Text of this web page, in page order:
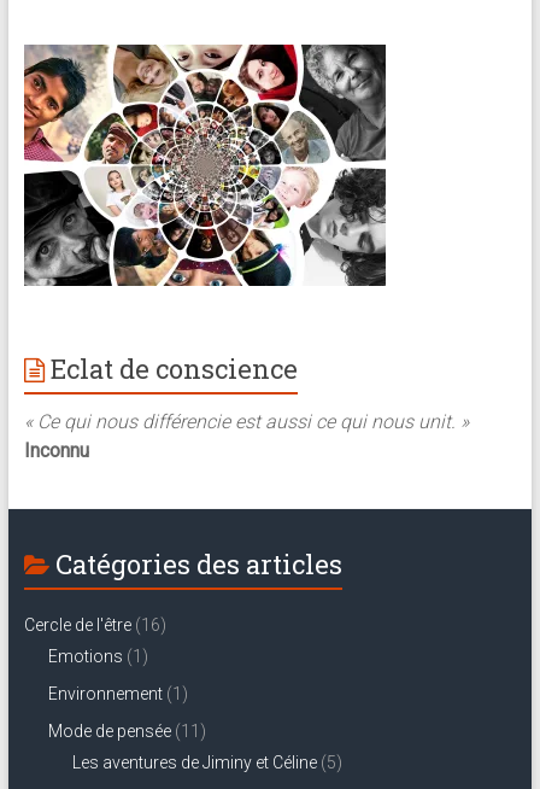
Eclat de conscience
« Ce qui nous différencie est aussi ce qui nous unit. »
Inconnu
Catégories des articles
Cercle de l'être(16)
Emotions (1)
Environnement(1)
Mode de pensée(11)
Les aventures de Jiminy et Céline(5)